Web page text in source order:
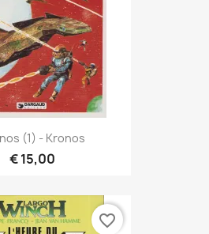
(1) - Kronos
€ 15,00
favorite_border